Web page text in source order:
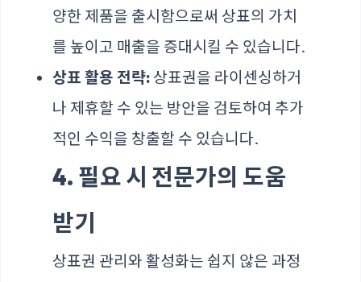
양한 제품을 출시함으로써 상표의 가치
를 높이고 매출을 증대시킬 수 있습니다.
상표 활용 전략: 상표권을 라이센싱하거
나 제휴할 수 있는 방안을 검토하여 추가
적인 수익을 창출할 수 있습니다.
4. 필요 시 전문가의 도움
받기
상표권 관리와 활성화는 쉽지 않은 과정